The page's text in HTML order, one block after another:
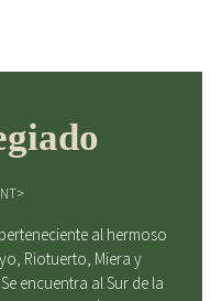
al hermoso
Riotuerto, Miera y
encuentra al Sur de la